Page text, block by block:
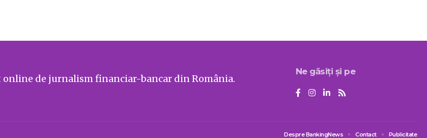
de jurnalism financiar-bancar din România.
Ne găsiți și pe
Despre BankingNews Contact Publicitate